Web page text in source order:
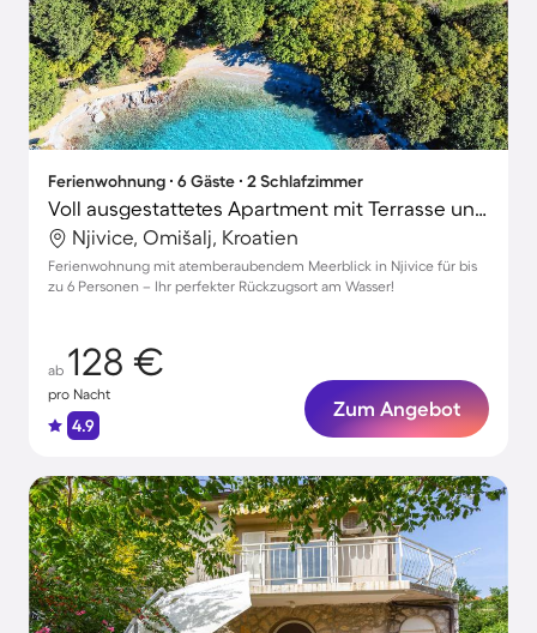
Ferienwohnung ∙ 6 Gäste ∙ 2 Schlafzimmer
Voll ausgestattetes Apartment mit Terrasse und Grill | Meerblick
Njivice, Omišalj, Kroatien
Ferienwohnung mit atemberaubendem Meerblick in Njivice für bis
zu 6 Personen – Ihr perfekter Rückzugsort am Wasser!
ab 128 €
pro Nacht
4.9
Zum Angebot